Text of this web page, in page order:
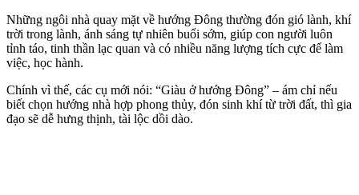
Những ngôi nhà quay mặt về hướng Đông thường đón gió lành, khí
trời trong lành, ánh sáng tự nhiên buổi sớm, giúp con người luôn
tỉnh táo, tinh thần lạc quan và có nhiều năng lượng tích cực để làm
việc, học hành.
Chính vì thế, các cụ mới nói: “Giàu ở hướng Đông” – ám chỉ nếu
biết chọn hướng nhà hợp phong thủy, đón sinh khí từ trời đất, thì gia
đạo sẽ dễ hưng thịnh, tài lộc dồi dào.